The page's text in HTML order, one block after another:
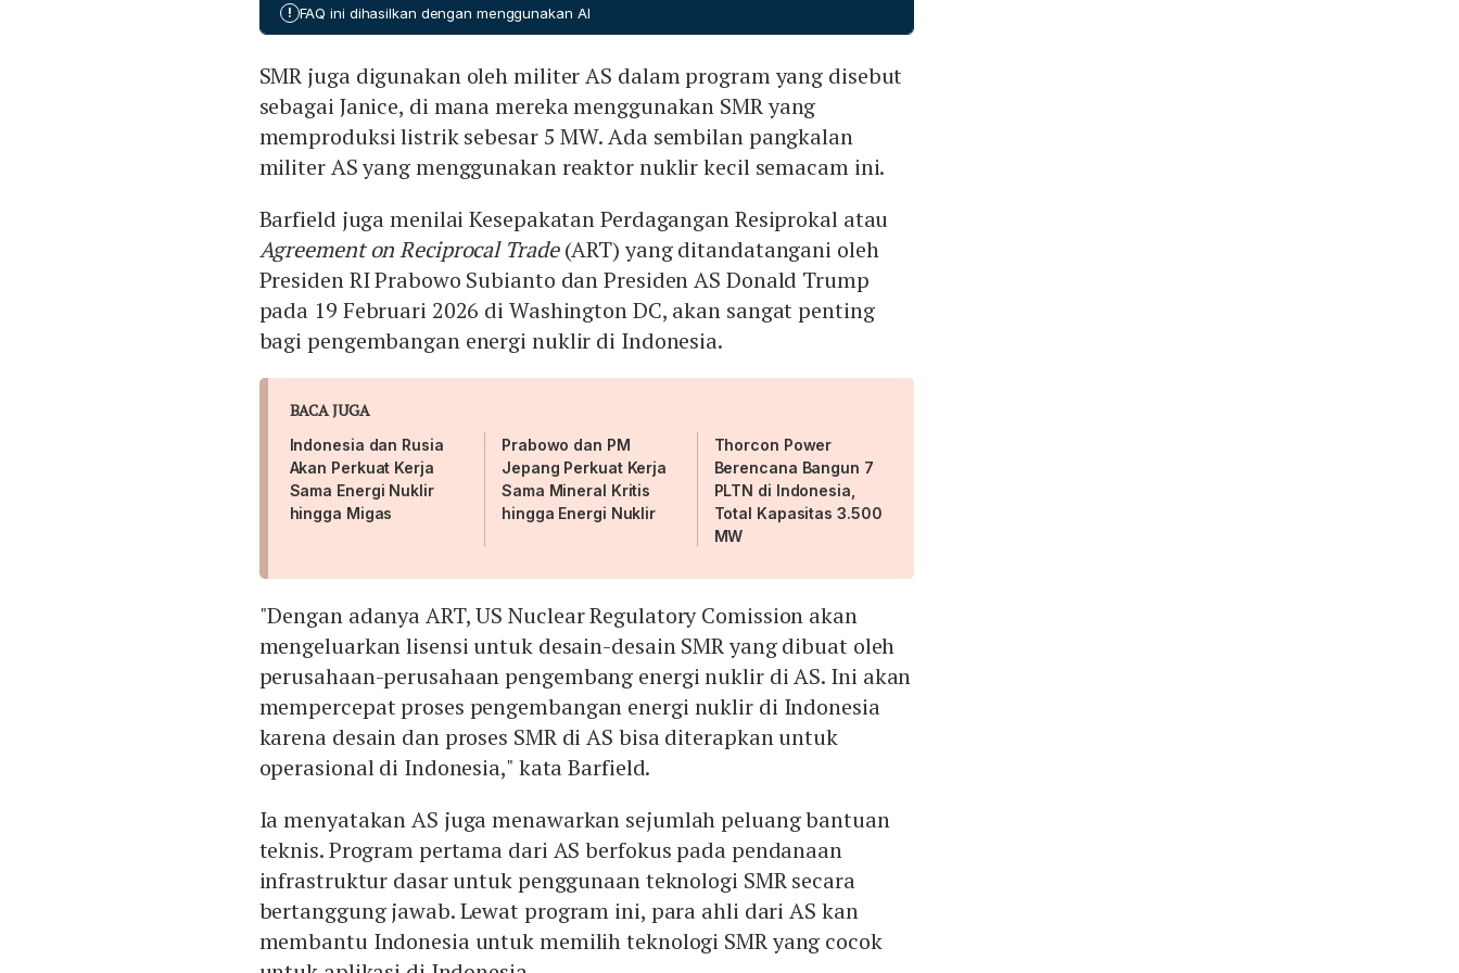
ahli untuk memilih teknologi SMR yang paling cocok dengan kebutuhan energi
komersial telah terbukti dapat beroperasi lancar tanpa gangguan, sehingga risiko
operasional SMR pertama pada 2029, setelah teknologi tersebut mencapai tahap
komersial yang solid.
! FAQ ini dihasilkan dengan menggunakan AI
SMR juga digunakan oleh militer AS dalam program yang disebut
sebagai Janice, di mana mereka menggunakan SMR yang
memproduksi listrik sebesar 5 MW. Ada sembilan pangkalan
militer AS yang menggunakan reaktor nuklir kecil semacam ini.
Barfield juga menilai Kesepakatan Perdagangan Resiprokal atau
Agreement on Reciprocal Trade(ART) yang ditandatangani oleh
Presiden RI Prabowo Subianto dan Presiden AS Donald Trump
pada 19 Februari 2026 di Washington DC, akan sangat penting
bagi pengembangan energi nuklir di Indonesia.
BACA JUGA
Indonesia dan Rusia
Akan Perkuat Kerja
Sama Energi Nuklir
hingga Migas
Prabowo dan PM
Jepang Perkuat Kerja
Sama Mineral Kritis
hingga Energi Nuklir
Thorcon Power
Berencana Bangun 7
PLTN di Indonesia,
Total Kapasitas 3.500
MW
"Dengan adanya ART, US Nuclear Regulatory Comission akan
mengeluarkan lisensi untuk desain-desain SMR yang dibuat oleh
perusahaan-perusahaan pengembang energi nuklir di AS. Ini akan
mempercepat proses pengembangan energi nuklir di Indonesia
karena desain dan proses SMR di AS bisa diterapkan untuk
operasional di Indonesia," kata Barfield.
Ia menyatakan AS juga menawarkan sejumlah peluang bantuan
teknis. Program pertama dari AS berfokus pada pendanaan
infrastruktur dasar untuk penggunaan teknologi SMR secara
bertanggung jawab. Lewat program ini, para ahli dari AS kan
membantu Indonesia untuk memilih teknologi SMR yang cocok